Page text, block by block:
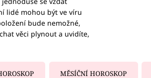
lidé mohou být ve víru
bude nemožné,
věci plynout a uvidíte,
MĚSÍČNÍ HOROSKOP